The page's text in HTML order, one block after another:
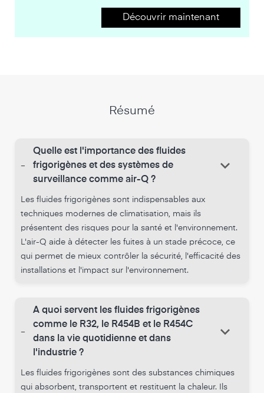
Découvrir maintenant
Résumé
-
Quelle est l'importance des fluides
frigorigènes et des systèmes de
surveillance comme air-Q ?
keyboard_arrow_down
Les fluides frigorigènes sont indispensables aux
techniques modernes de climatisation, mais ils
présentent des risques pour la santé et l'environnement.
L'air-Q aide à détecter les fuites à un stade précoce, ce
qui permet de mieux contrôler la sécurité, l'efficacité des
installations et l'impact sur l'environnement.
-
A quoi servent les fluides frigorigènes
comme le R32, le R454B et le R454C
dans la vie quotidienne et dans
l'industrie ?
keyboard_arrow_down
Les fluides frigorigènes sont des substances chimiques
qui absorbent, transportent et restituent la chaleur. Ils